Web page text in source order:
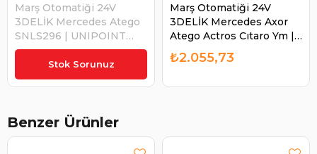
Stok Sorunuz
Marş Otomatiği 24V
3DELİK Mercedes Atego
SNLS296 | UNIPOINT
SNLS296
₺2.192,97
Marş Otomatiği 24V
3DELİK Mercedes Axor
Atego Actros Cıtaro Ym |
ZM 1639
₺2.055,73
Benzer Ürünler